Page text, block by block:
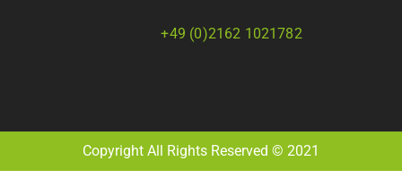
+49 (0)2162 1021782
Copyright All Rights Reserved © 2021